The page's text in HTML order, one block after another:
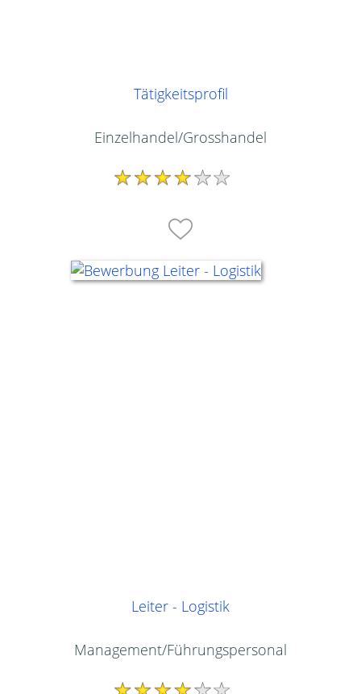
Tätigkeitsprofil
Einzelhandel/Grosshandel
Leiter - Logistik
Management/Führungspersonal